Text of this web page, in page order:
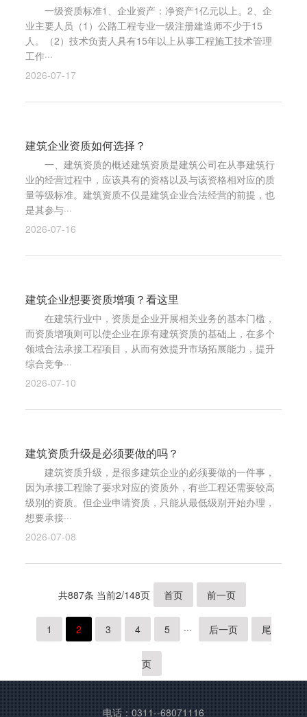
一级资质标准1、企业资产：净资产1亿元以上。2、企
业主要人员（1）公路工程专业一级注册建造师不少于15
人。（2）技术负责人具有15年以上从事工程施工技术管理
工作···
2026-07-17
建筑企业资质如何选择？
一、建筑资质的概述建筑资质是建筑公司在从事建筑行
业的经营过程中，应该具有的资格以及与该资格相对应的质
量等级标准。建筑资质不仅是建筑企业合法经营的前提，也
是其参与···
2026-07-16
建筑企业想要资质增项？看这里
在建筑行业中，资质是企业开展相关业务的基本门槛，
而资质增项则可以使企业在原有建筑资质的基础上，在多个
领域合法承接工程项目，从而有效提升市场拓展能力，提升
综合竞争···
2026-07-10
建筑资质升级是必须要做的吗？
建筑资质升级，是很多建筑企业的必须要做的一件事，
因为承接工程除了要求对应的资质外，有些工程还需要较高
级别的资质。但企业申请资质，只能从最低级别开始办理，
想要承接···
2026-07-08
共887条 当前2/148页 首页 前一页
1 2 3 4 5 ··· 后一页 尾
页
电话：0311--68071116